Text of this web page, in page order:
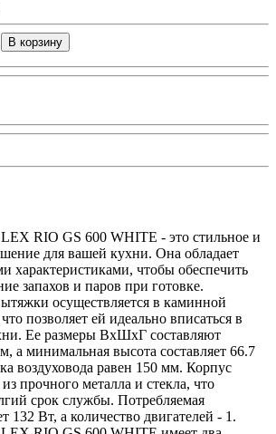
В корзину
RIO GS 600 WHITE - это стильное и
для вашей кухни. Она обладает
характеристиками, чтобы обеспечить
запахов и паров при готовке.
осуществляется в каминной
позволяет ей идеально вписаться в
Ее размеры ВхШхГ составляют
а минимальная высота составляет 66.7
воздуховода равен 150 мм. Корпус
прочного металла и стекла, что
срок службы. Потребляемая
132 Вт, а количество двигателей - 1.